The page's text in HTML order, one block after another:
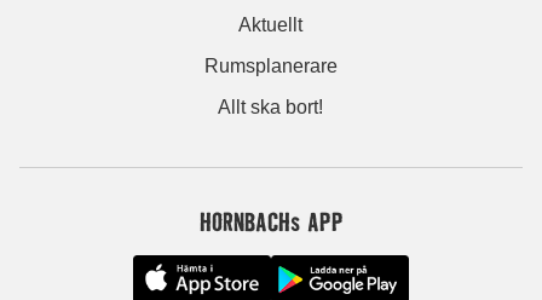
Aktuellt
Rumsplanerare
Allt ska bort!
HORNBACHs APP